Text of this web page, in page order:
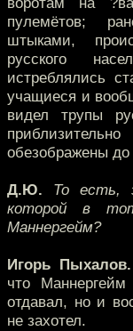
пулемётов;
штыками,
русского
истреблялись
учащиеся и
видел трупы
обезображены до
Д.Ю. То есть,
которой в
Маннергейм?
Игорь Пыхалов.
что
отдавал, но и
не захотел.